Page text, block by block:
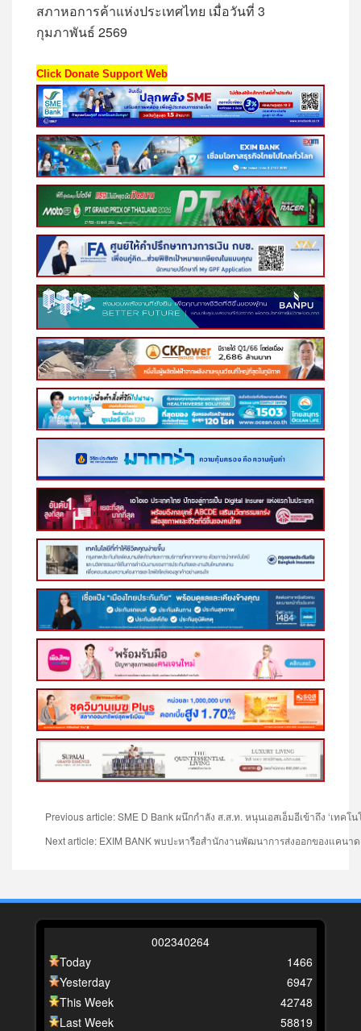
สภาหอการค้าแห่งประเทศไทย เมื่อวันที่ 3
กุมภาพันธ์ 2569
Click Donate Support Web
Previous article: SME D Bank ผนึกกำลัง ส.ส.ท. หนุนเอสเอ็มอีเข้าถึง ‘เท
Next article: EXIM BANK พบปะหารือสำนักงานพัฒนาการส่งออกของแค
002340264
Today
Yesterday
This Week
Last Week
1466
6947
42748
58819